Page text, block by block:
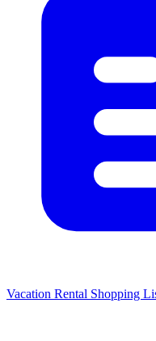
Vacation Rental Shopping